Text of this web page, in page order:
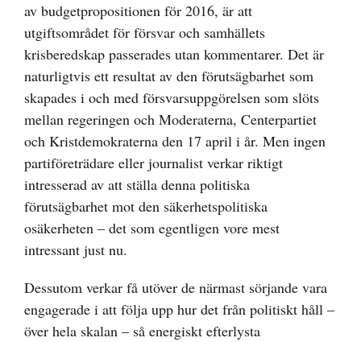
av budgetpropositionen för 2016, är att
utgiftsområdet för försvar och samhällets
krisberedskap passerades utan kommentarer. Det är
naturligtvis ett resultat av den förutsägbarhet som
skapades i och med försvarsuppgörelsen som slöts
mellan regeringen och Moderaterna, Centerpartiet
och Kristdemokraterna den 17 april i år. Men ingen
partiföreträdare eller journalist verkar riktigt
intresserad av att ställa denna politiska
förutsägbarhet mot den säkerhetspolitiska
osäkerheten – det som egentligen vore mest
intressant just nu.
Dessutom verkar få utöver de närmast sörjande vara
engagerade i att följa upp hur det från politiskt håll –
över hela skalan – så energiskt efterlysta